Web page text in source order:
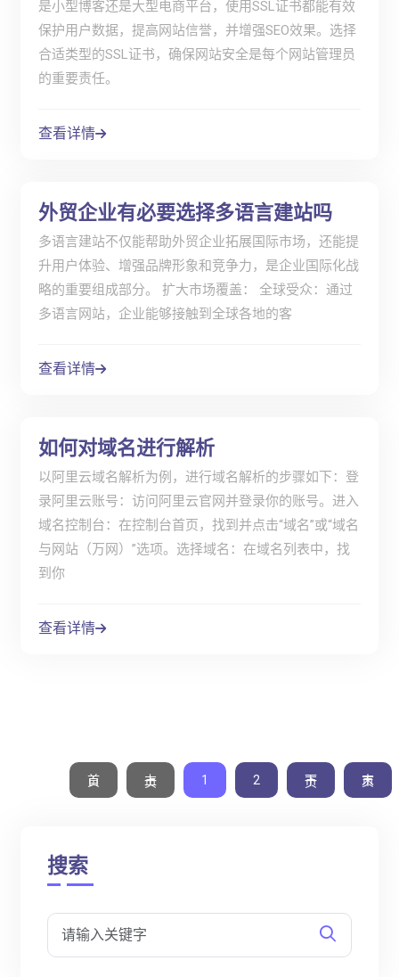
是小型博客还是大型电商平台，使用SSL证书都能有效
保护用户数据，提高网站信誉，并增强SEO效果。选择
合适类型的SSL证书，确保网站安全是每个网站管理员
的重要责任。
查看详情
外贸企业有必要选择多语言建站吗
多语言建站不仅能帮助外贸企业拓展国际市场，还能提
升用户体验、增强品牌形象和竞争力，是企业国际化战
略的重要组成部分。 扩大市场覆盖： 全球受众：通过
多语言网站，企业能够接触到全球各地的客
查看详情
如何对域名进行解析
以阿里云域名解析为例，进行域名解析的步骤如下：登
录阿里云账号：访问阿里云官网并登录你的账号。进入
域名控制台：在控制台首页，找到并点击“域名”或“域名
与网站（万网）”选项。选择域名：在域名列表中，找
到你
查看详情
首页 上一页 1 2 下一页 末页
搜索